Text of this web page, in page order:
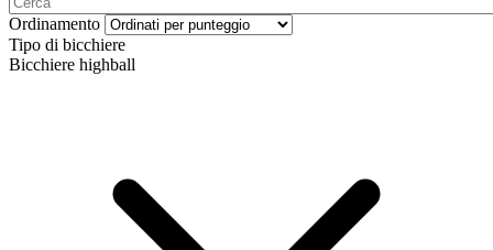
Ordinamento
Tipo di bicchiere
Bicchiere highball